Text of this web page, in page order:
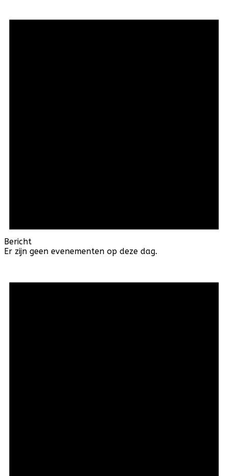
Bericht
Er zijn geen evenementen op deze dag.